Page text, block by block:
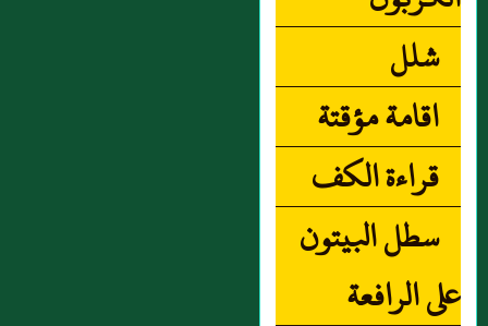
شلل
اقامة مؤقتة
قراءة الكف
سطل البيتون
على الرافعة